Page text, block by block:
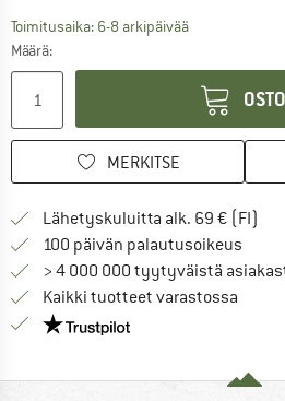
Toimitusaika: 6-8 arkipäivääLinkki
Määrä:
MERKITSE
Lähetyskuluitta alk. 69 € (FI)
100 päivän palautusoikeus
> 4 000 000 tyytyväistä
Kaikki tuotteet varastossa
Meillä on Trustpilot -